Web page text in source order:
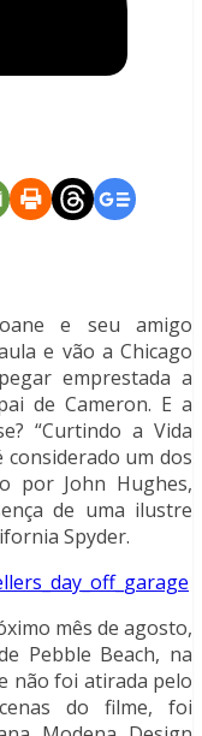
e seu amigo
e vão a Chicago
emprestada a
de Cameron. E a
“Curtindo a Vida
considerado um dos
por John Hughes,
de uma ilustre
Spyder.
mês de agosto,
Pebble Beach, na
não foi atirada pelo
do filme, foi